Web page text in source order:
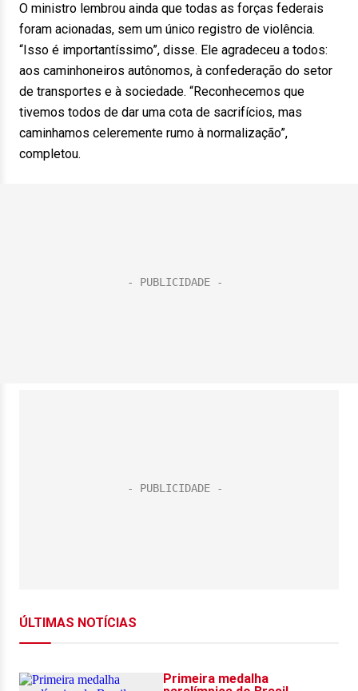
O ministro lembrou ainda que todas as forças federais
foram acionadas, sem um único registro de violência.
“Isso é importantíssimo”, disse. Ele agradeceu a todos:
aos caminhoneiros autônomos, à confederação do setor
de transportes e à sociedade. “Reconhecemos que
tivemos todos de dar uma cota de sacrifícios, mas
caminhamos celeremente rumo à normalização”,
completou.